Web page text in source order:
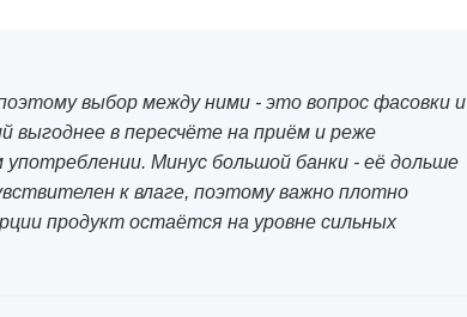
выбор между ними - это вопрос фасовки и
выгоднее в пересчёте на приём и реже
употреблении. Минус большой банки - её дольше
к влаге, поэтому важно плотно
продукт остаётся на уровне сильных